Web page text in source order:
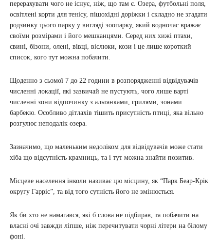
перерахувати чого не існує, ніж, що там є. Озера, футбольні поля,
освітлені корти для тенісу, пішохідні доріжки і складно не згадати
родзинку цього парку у вигляді зоопарку, який водночас вражає
своїми розмірами і його мешканцями. Серед них хижі птахи,
свині, бізони, олені, вівці, віслюки, кози і це лише короткий
список, кого тут можна побачити.
Щоденно з сьомої 7 до 22 години в розпорядженні відвідувачів
численні локації, які зазвичай не пустують, чого лише варті
численні зони відпочинку з альтанками, грилями, зонами
барбекю. Особливо дітлахів тішить присутність птиці, яка вільно
розгулює неподалік озера.
Зазначимо, що маленьким недоліком для відвідувачів може стати
хіба що відсутність крамниць, та і тут можна знайти позитив.
Місцеве населення інколи називає цю місцину, як “Парк Беар-Крік
округу Гарріс”, та від того сутність його не змінюється.
Як би хто не намагався, які б слова не підбирав, та побачити на
власні очі завжди ліпше, ніж перечитувати чорні літери на білому
фоні.